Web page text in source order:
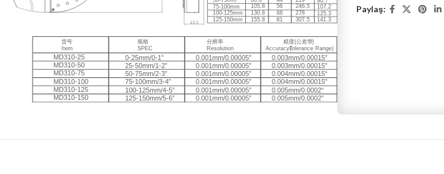
Paylaş: